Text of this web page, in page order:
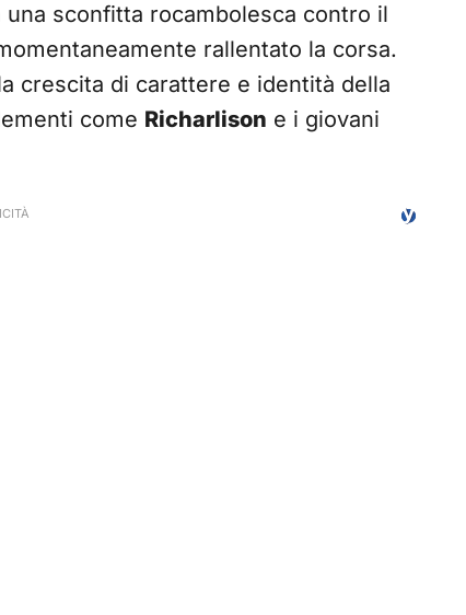
una sconfitta rocambolesca contro il
rallentato la corsa.
crescita di carattere e identità della
come Richarlison e i giovani